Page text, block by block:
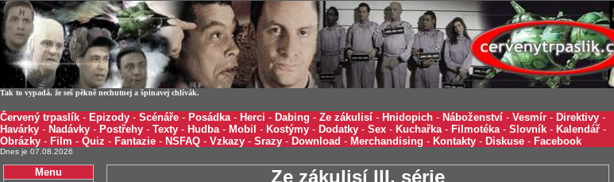
Tak to vypadá, že seš pěkně nechutnej a špinavej chlívák.
Červený trpaslík - Epizody - Scénáře - Posádka- Herci - Dabing - Ze zákulisí - Hnidopich - Náboženství - Vesmír - Direktivy -
Havárky - Nadávky - Postřehy - Texty - Hudba- Mobil - Kostýmy - Dodatky - Sex - Kuchařka- Filmotéka- Slovník - Kalendář -
Obrázky - Film - Quiz - Fantazie - NSFAQ - Vzkazy - Srazy - Download - Merchandising - Kontakty - Diskuse - Facebook
Dnes je 07.08.2026
Menu
Ze zákulisí III. série